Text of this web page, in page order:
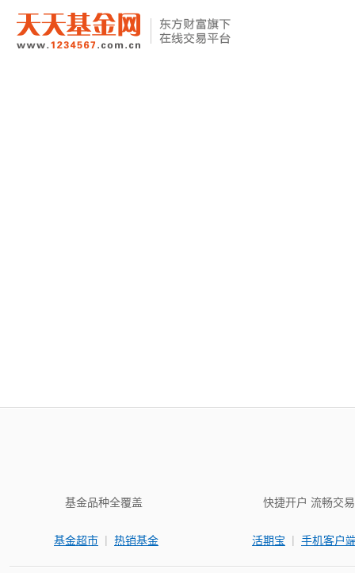
基金品种全覆盖
基金超市 | 热销基金
快捷开户 流畅交易
活期宝 | 手机客户